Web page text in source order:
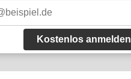
Kostenlos anmelden